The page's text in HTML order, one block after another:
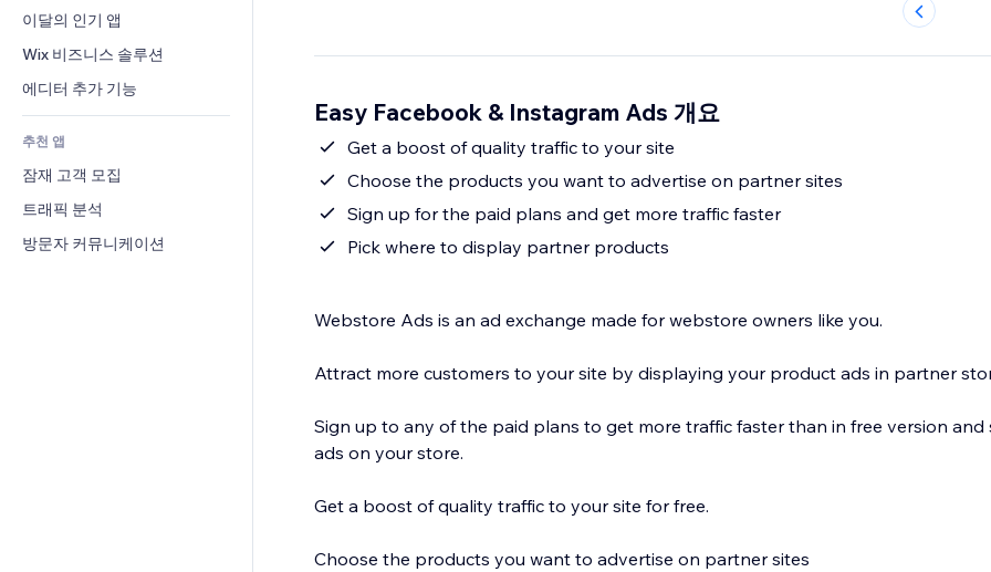
식품 및 음료
파일 공유
소식
버튼 & 메뉴
배너 및 배지
계산기
검색
일기예보
차트 및 표
메모
전화번호
커뮤니티
평가와 후기
CRM
이달의 인기 앱
Wix 비즈니스 솔루션
에디터 추가 기능
추천 앱
잠재 고객 모집
트래픽 분석
방문자 커뮤니케이션
Easy Facebook & Instagram Ads 개요
Get a boost of quality traffic to your site
Choose the products you want to advertise on partner sites
Sign up for the paid plans and get more traffic faster
Pick where to display partner products
Webstore Ads is an ad exchange made for webstore owners like you.
Attract more customers to your site by displaying your product ads in partner
Sign up to any of the paid plans to get more traffic faster than in free version
ads on your store.
Get a boost of quality traffic to your site for free.
Choose the products you want to advertise on partner sites